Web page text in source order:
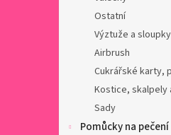
Ostatní
Výztuže a sloupky
Airbrush
Cukrářské karty,
Kostice, skalpely
Sady
Pomůcky na pečení